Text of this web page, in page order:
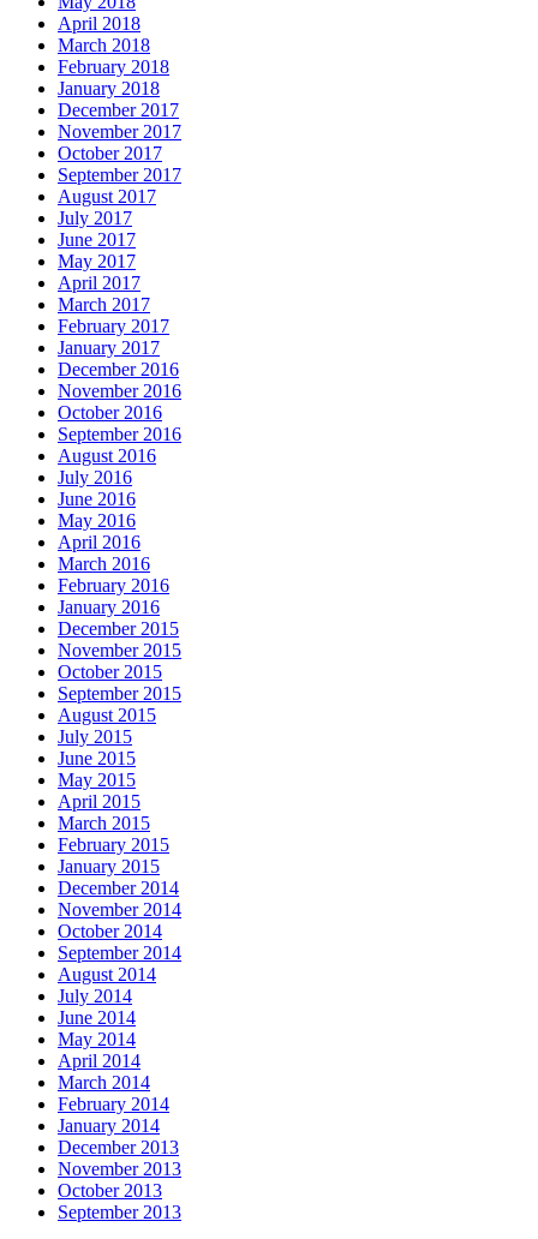
April 2018
March 2018
February 2018
January 2018
December 2017
November 2017
October 2017
September 2017
August 2017
July 2017
June 2017
May 2017
April 2017
March 2017
February 2017
January 2017
December 2016
November 2016
October 2016
September 2016
August 2016
July 2016
June 2016
May 2016
April 2016
March 2016
February 2016
January 2016
December 2015
November 2015
October 2015
September 2015
August 2015
July 2015
June 2015
May 2015
April 2015
March 2015
February 2015
January 2015
December 2014
November 2014
October 2014
September 2014
August 2014
July 2014
June 2014
May 2014
April 2014
March 2014
February 2014
January 2014
December 2013
November 2013
October 2013
September 2013